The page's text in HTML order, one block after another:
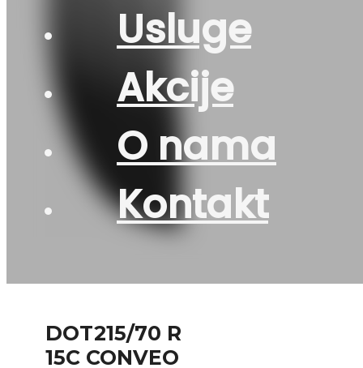
Usluge
Akcije
O nama
Kontakt
DOT215/70 R
15C CONVEO